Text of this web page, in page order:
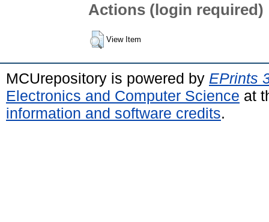
Actions (login required)
View Item
MCUrepository is powered by EPrints
Electronics and Computer Science at
information and software credits.